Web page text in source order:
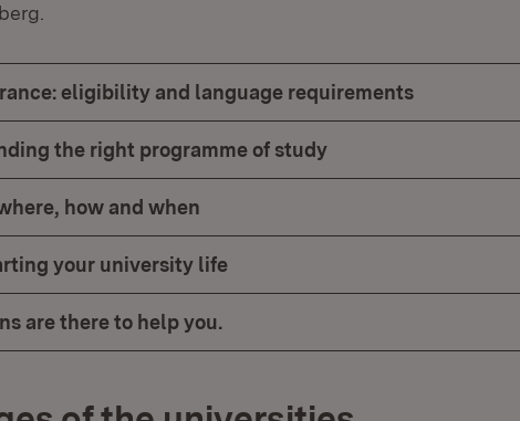
eligibility and language requirements
the right programme of study
how and when
your university life
are there to help you.